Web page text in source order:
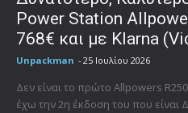
Power Station
768€ και με Klarna
Unpackman - 25 Ιουλίου 2026
Δεν είναι το πρώτο Allpowers
έχω την 2η έκδοση του που είναι